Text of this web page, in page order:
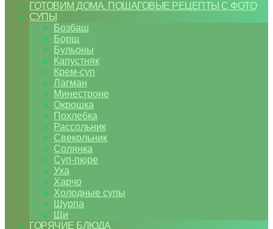
ГОТОВИМ ДОМА. ПОШАГОВЫЕ РЕЦЕПТЫ С ФОТО
СУПЫ
Бозбаш
Борщ
Бульоны
Капустняк
Крем-суп
Лагман
Минестроне
Окрошка
Похлебка
Рассольник
Свекольник
Солянка
Суп-пюре
Уха
Харчо
Холодные супы
Шурпа
Щи
ГОРЯЧИЕ БЛЮДА